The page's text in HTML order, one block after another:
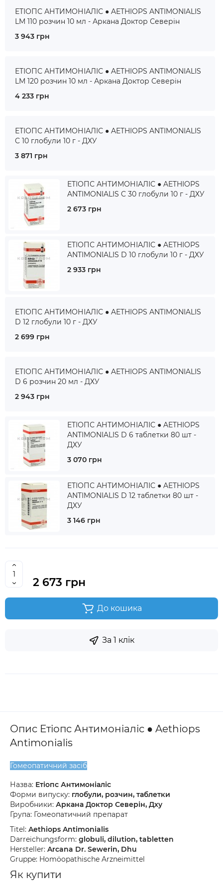
ЕТІОПС АНТИМОНІАЛІС ● AETHIOPS ANTIMONIALIS
LM 110 розчин 10 мл - Аркана Доктор Северін
3 943 грн
ЕТІОПС АНТИМОНІАЛІС ● AETHIOPS ANTIMONIALIS
LM 120 розчин 10 мл - Аркана Доктор Северін
4 233 грн
ЕТІОПС АНТИМОНІАЛІС ● AETHIOPS ANTIMONIALIS
C 10 глобули 10 г - ДХУ
3 871 грн
ЕТІОПС АНТИМОНІАЛІС ● AETHIOPS
ANTIMONIALIS C 30 глобули 10 г - ДХУ
2 673 грн
ЕТІОПС АНТИМОНІАЛІС ● AETHIOPS
ANTIMONIALIS D 10 глобули 10 г - ДХУ
2 933 грн
ЕТІОПС АНТИМОНІАЛІС ● AETHIOPS ANTIMONIALIS
D 12 глобули 10 г - ДХУ
2 699 грн
ЕТІОПС АНТИМОНІАЛІС ● AETHIOPS ANTIMONIALIS
D 6 розчин 20 мл - ДХУ
2 943 грн
ЕТІОПС АНТИМОНІАЛІС ● AETHIOPS
ANTIMONIALIS D 6 таблетки 80 шт -
ДХУ
3 070 грн
ЕТІОПС АНТИМОНІАЛІС ● AETHIOPS
ANTIMONIALIS D 12 таблетки 80 шт -
ДХУ
3 146 грн
2 673 грн
До кошика
За 1 клік
Опис Етіопс Антимоніаліс ● Aethiops
Antimonialis
Гомеопатичний засіб
Назва: Етіопс Антимоніаліс
Форми випуску: глобули, розчин, таблетки
Виробники: Аркана Доктор Северін, Дху
Група: Гомеопатичний препарат
Titel: Aethiops Antimonialis
Darreichungsform: globuli, dilution, tabletten
Hersteller: Arcana Dr. Sewerin, Dhu
Gruppe: Homöopathische Arzneimittel
Як купити